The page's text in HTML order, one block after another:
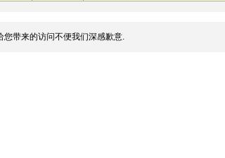
带来的访问不便我们深感歉意.